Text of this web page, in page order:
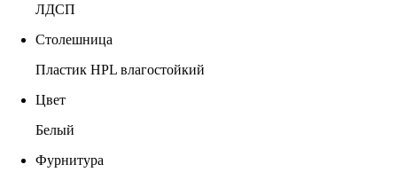
ЛДСП
Столешница
Пластик HPL влагостойкий
Цвет
Белый
Фурнитура